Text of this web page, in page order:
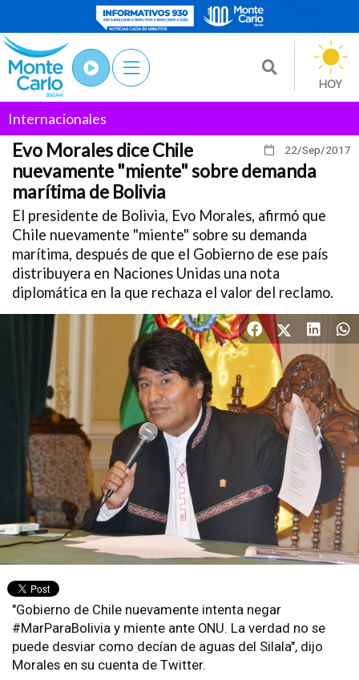
HOY
Internacionales
22/Sep/2017
Evo Morales dice Chile
nuevamente "miente" sobre demanda
marítima de Bolivia
El presidente de Bolivia, Evo Morales, afirmó que
Chile nuevamente "miente" sobre su demanda
marítima, después de que el Gobierno de ese país
distribuyera en Naciones Unidas una nota
diplomática en la que rechaza el valor del reclamo.
"Gobierno de Chile nuevamente intenta negar
#MarParaBolivia y miente ante ONU. La verdad no se
puede desviar como decían de aguas del Silala", dijo
Morales en su cuenta de Twitter.